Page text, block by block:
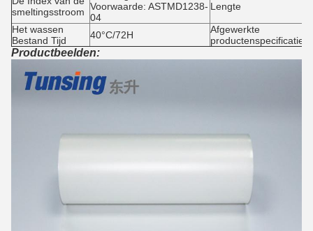
smeltingsstroom Voorwaarde: ASTMD1238-
04
Lengte
Het wassen
Bestand Tijd
40°C/72H
Afgewerkte
productenspecificatie
Productbeelden: